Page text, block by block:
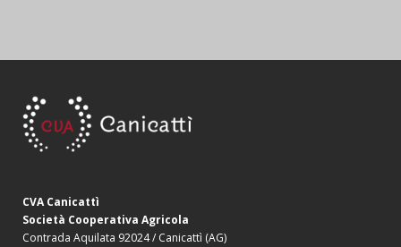
CVA Canicattì
Società Cooperativa Agricola
Contrada Aquilata 92024 / Canicattì (AG)